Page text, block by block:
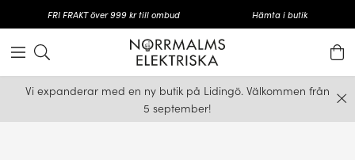
FRI FRAKT över 999 kr till ombud Hämta i butik
Vi expanderar med en ny butik på Lidingö. Välkommen från
5 september!